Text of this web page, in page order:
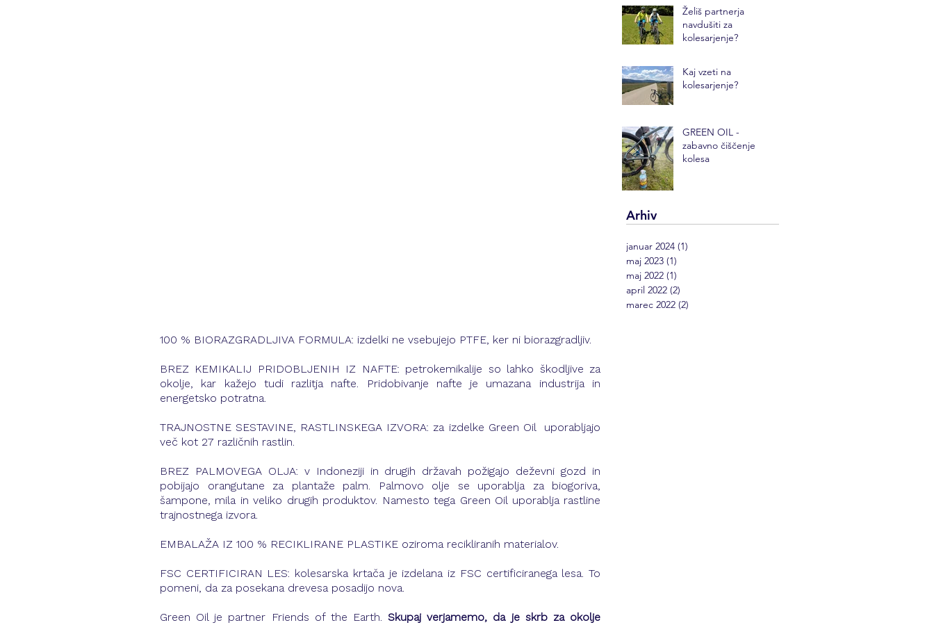
100 % BIORAZGRADLJIVA FORMULA: izdelki ne vsebujejo PTFE, ker ni biorazgradljiv.
BREZ KEMIKALIJ PRIDOBLJENIH IZ NAFTE: petrokemikalije so lahko škodljive za
okolje, kar kažejo tudi razlitja nafte. Pridobivanje nafte je umazana industrija in
energetsko potratna.
TRAJNOSTNE SESTAVINE, RASTLINSKEGA IZVORA: za izdelke Green Oil  uporabljajo
več kot 27 različnih rastlin.
BREZ PALMOVEGA OLJA: v Indoneziji in drugih državah požigajo deževni gozd in
pobijajo orangutane za plantaže palm. Palmovo olje se uporablja za biogoriva,
šampone, mila in veliko drugih produktov. Namesto tega Green Oil uporablja rastline
trajnostnega izvora.
EMBALAŽA IZ 100 % RECIKLIRANE PLASTIKE oziroma recikliranih materialov.
FSC CERTIFICIRAN LES: kolesarska krtača je izdelana iz FSC certificiranega lesa. To
pomeni, da za posekana drevesa posadijo nova.
Green Oil je partner Friends of the Earth. Skupaj verjamemo, da je skrb za okolje
Želiš partnerja
navdušiti za
kolesarjenje?
Kaj vzeti na
kolesarjenje?
GREEN OIL -
zabavno čiščenje
kolesa
Arhiv
januar 2024 (1)
maj 2023 (1)
maj 2022 (1)
april 2022 (2)
marec 2022 (2)